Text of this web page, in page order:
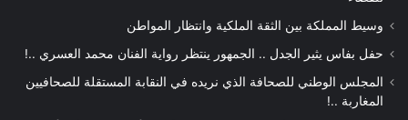
وسيط المملكة بين الثقة الملكية وانتظار المواطن
حفل بفاس يثير الجدل .. الجمهور ينتظر رواية الفنان محمد العسري ..!
المجلس الوطني للصحافة الذي نريده في النقابة المستقلة للصحافيين
المغاربة ..!